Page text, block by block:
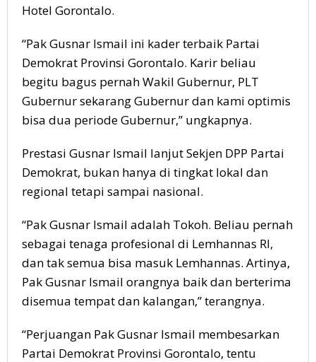
Hotel Gorontalo.
“Pak Gusnar Ismail ini kader terbaik Partai
Demokrat Provinsi Gorontalo. Karir beliau
begitu bagus pernah Wakil Gubernur, PLT
Gubernur sekarang Gubernur dan kami optimis
bisa dua periode Gubernur,” ungkapnya.
Prestasi Gusnar Ismail lanjut Sekjen DPP Partai
Demokrat, bukan hanya di tingkat lokal dan
regional tetapi sampai nasional.
“Pak Gusnar Ismail adalah Tokoh. Beliau pernah
sebagai tenaga profesional di Lemhannas RI,
dan tak semua bisa masuk Lemhannas. Artinya,
Pak Gusnar Ismail orangnya baik dan berterima
disemua tempat dan kalangan,” terangnya.
“Perjuangan Pak Gusnar Ismail membesarkan
Partai Demokrat Provinsi Gorontalo, tentu